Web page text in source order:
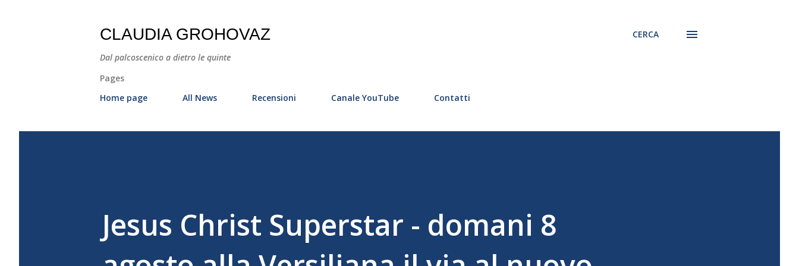
CLAUDIA GROHOVAZ
Dal palcoscenico a dietro le quinte
CERCA
Pages
Home page
All News Recensioni Canale YouTube Contatti
Jesus Christ Superstar - domani 8